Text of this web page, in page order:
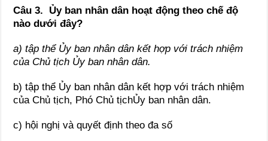
Câu 3.
Ủy ban nhân dân hoạt động theo chế độ
nào dưới đây?
a)tập thể Ủy ban nhân dân kết hợp với trách nhiệm
của Chủ tịch Ủy ban nhân dân.
b) tập thể Ủy ban nhân dân kết hợp với trách nhiệm
của Chủ tịch, Phó Chủ tịchỦy ban nhân dân.
c) hội nghị và quyết định theo đa số